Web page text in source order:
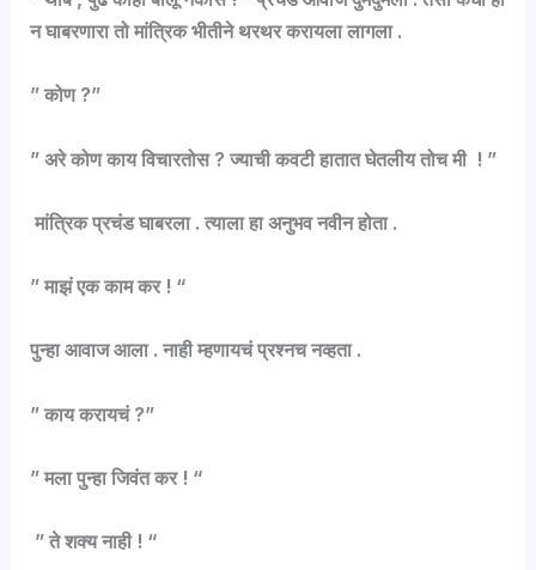
न घाबरणारा तो मांत्रिक भीतीने थरथर करायला लागला .
” कोण ?”
” अरे कोण काय विचारतोस ? ज्याची कवटी हातात घेतलीय तोच मी ! ”
मांत्रिक प्रचंड घाबरला . त्याला हा अनुभव नवीन होता .
” माझं एक काम कर ! “
पुन्हा आवाज आला . नाही म्हणायचं प्रश्नच नव्हता .
” काय करायचं ?”
” मला पुन्हा जिवंत कर ! “
” ते शक्य नाही ! “